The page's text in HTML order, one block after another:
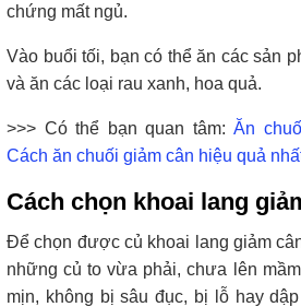
chứng mất ngủ.
Vào buổi tối, bạn có thể ăn các sản
và ăn các loại rau xanh, hoa quả.
>>> Có thể bạn quan tâm:Ăn
Cách ăn chuối giảm cân hiệu quả
Cách chọn khoai lang
Để chọn được củ khoai lang giảm
những củ to vừa phải, chưa lên
mịn, không bị sâu đục, bị lỗ hay